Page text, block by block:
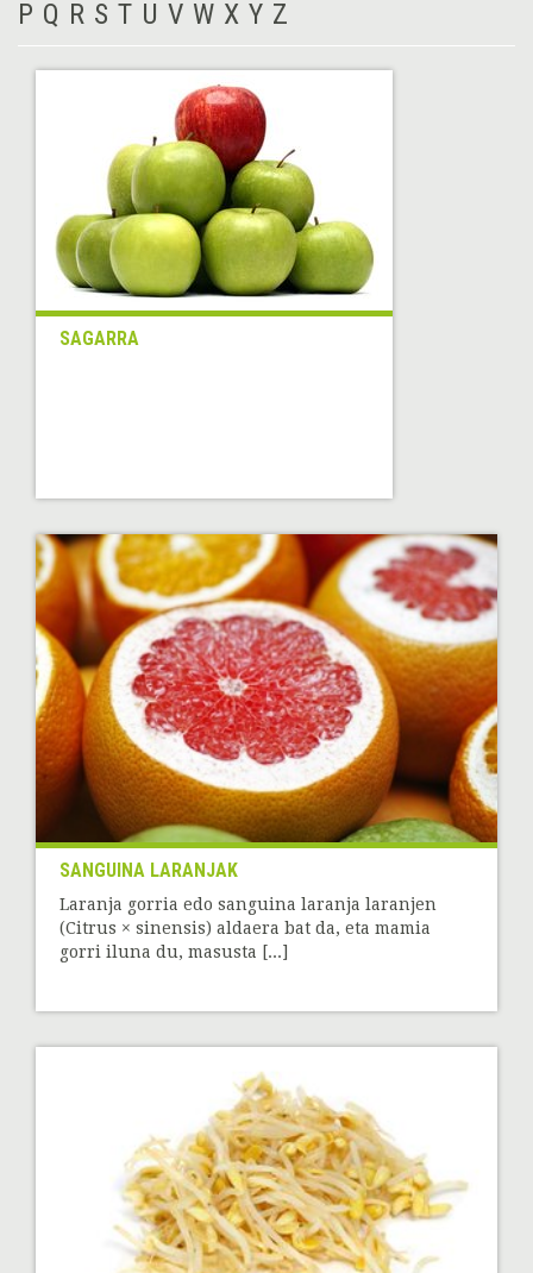
P Q R S T U V W X Y Z
SAGARRA
SANGUINA LARANJAK
Laranja gorria edo sanguina laranja laranjen
(Citrus × sinensis) aldaera bat da, eta mamia
gorri iluna du, masusta [...]